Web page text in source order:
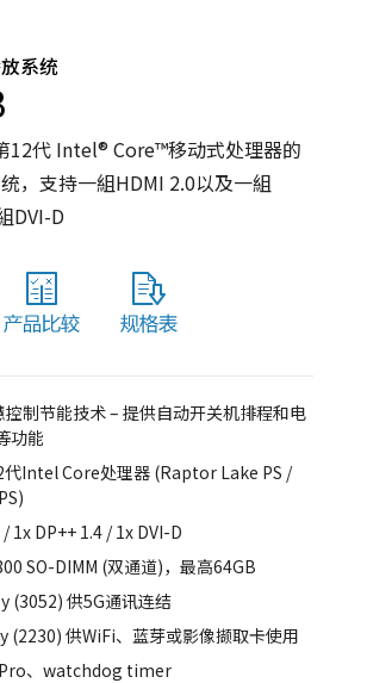
系统
12代 Intel® Core™移动式处理器的
，支持一組HDMI 2.0以及一組
DVI-D
控制节能技术 – 提供自动开关机排程和电
功能
Intel Core处理器 (Raptor Lake PS /
1x DP++ 1.4 / 1x DVI-D
SO-DIMM (双通道)，最高64GB
(3052) 供5G通讯连结
(2230) 供WiFi、蓝芽或影像撷取卡使用
、watchdog timer